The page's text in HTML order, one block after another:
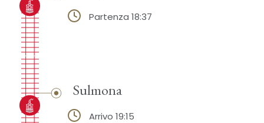
Partenza 18:37
Sulmona
Arrivo 19:15